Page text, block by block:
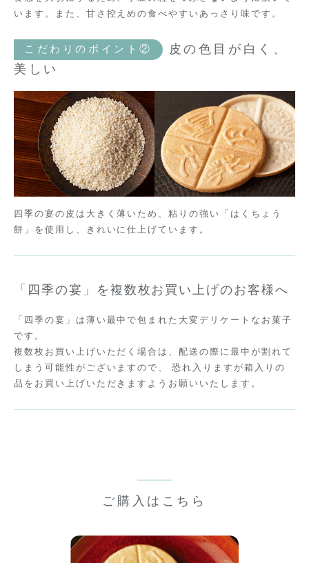
います。また、甘さ控えめの食べやすいあっさり味です。
こだわりのポイント②
皮の色目が白く、
美しい
四季の宴の皮は大きく薄いため、粘りの強い「はくちょう
餅」を使用し、きれいに仕上げています。
「四季の宴」を複数枚お買い上げのお客様へ
「四季の宴」は薄い最中で包まれた大変デリケートなお菓子
です。
複数枚お買い上げいただく場合は、配送の際に最中が割れて
しまう可能性がございますので、 恐れ入りますが箱入りの
品をお買い上げいただきますようお願いいたします。
ご購入はこちら